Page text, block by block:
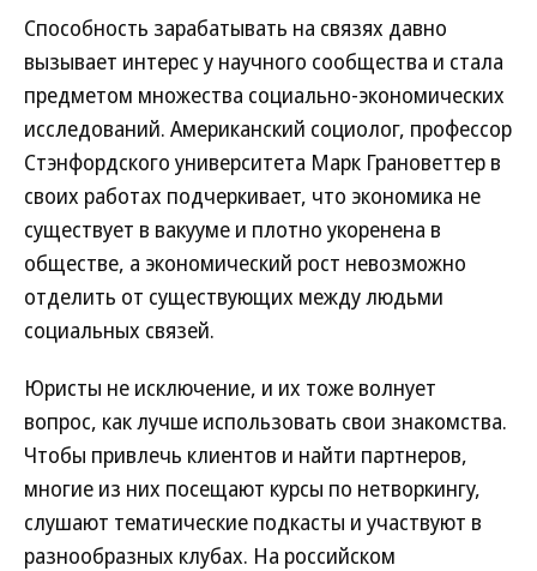
Способность зарабатывать на связях давно
вызывает интерес у научного сообщества и стала
предметом множества социально-экономических
исследований. Американский социолог, профессор
Стэнфордского университета Марк Грановеттер в
своих работах подчеркивает, что экономика не
существует в вакууме и плотно укоренена в
обществе, а экономический рост невозможно
отделить от существующих между людьми
социальных связей.
Юристы не исключение, и их тоже волнует
вопрос, как лучше использовать свои знакомства.
Чтобы привлечь клиентов и найти партнеров,
многие из них посещают курсы по нетворкингу,
слушают тематические подкасты и участвуют в
разнообразных клубах. На российском